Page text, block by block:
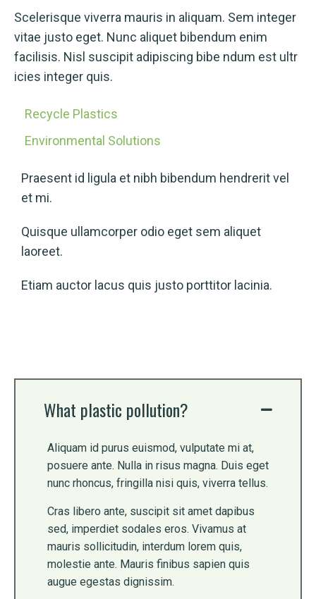
Scelerisque viverra mauris in aliquam. Sem integer
vitae justo eget. Nunc aliquet bibendum enim
facilisis. Nisl suscipit adipiscing bibe ndum est ultr
icies integer quis.
Recycle Plastics
Environmental Solutions
Praesent id ligula et nibh bibendum hendrerit vel
et mi.
Quisque ullamcorper odio eget sem aliquet
laoreet.
Etiam auctor lacus quis justo porttitor lacinia.
What plastic pollution?
Aliquam id purus euismod, vulputate mi at,
posuere ante. Nulla in risus magna. Duis eget
nunc rhoncus, fringilla nisi quis, viverra tellus.
Cras libero ante, suscipit sit amet dapibus
sed, imperdiet sodales eros. Vivamus at
mauris sollicitudin, interdum lorem quis,
molestie ante. Mauris finibus sapien quis
augue egestas dignissim.